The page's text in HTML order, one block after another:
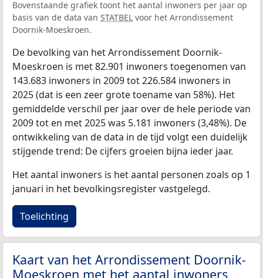
Bovenstaande grafiek toont het aantal inwoners per jaar op
basis van de data van STATBEL voor het Arrondissement
Doornik-Moeskroen.
De bevolking van het Arrondissement Doornik-
Moeskroen is met 82.901 inwoners toegenomen van
143.683 inwoners in 2009 tot 226.584 inwoners in
2025 (dat is een zeer grote toename van 58%). Het
gemiddelde verschil per jaar over de hele periode van
2009 tot en met 2025 was 5.181 inwoners (3,48%). De
ontwikkeling van de data in de tijd volgt een duidelijk
stijgende trend: De cijfers groeien bijna ieder jaar.
Het aantal inwoners is het aantal personen zoals op 1
januari in het bevolkingsregister vastgelegd.
Toelichting
Kaart van het Arrondissement Doornik-
Moeskroen met het aantal inwoners